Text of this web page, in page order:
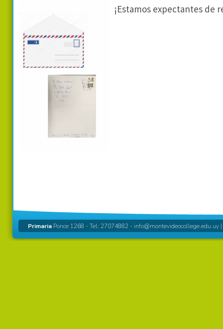
¡Estamos expectantes de
Primaria Ponce 1268 - Tel: 27074882 - info@montevideocollege.edu.uy |